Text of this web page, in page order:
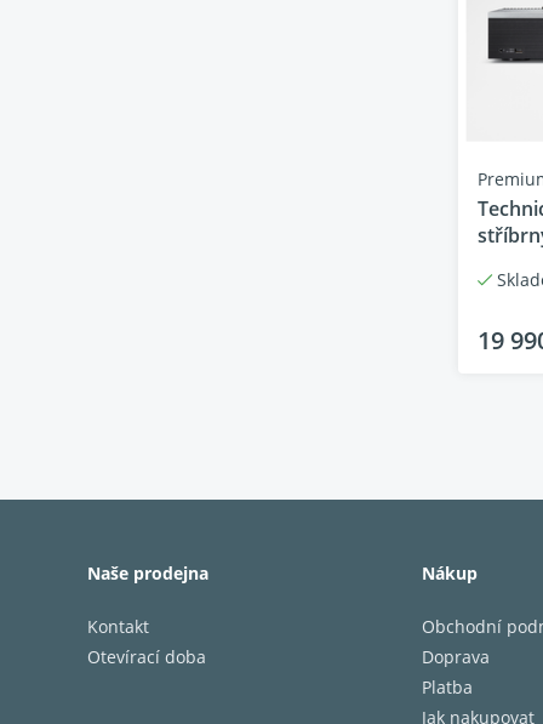
19
Naše prodejna
Kontakt
Otevírací doba
Nákup
Obchodní
Doprava
Platba
Jak nakupovat